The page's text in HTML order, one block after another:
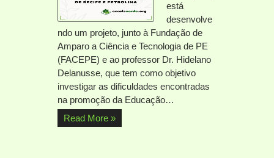
está
desenvolve
ndo um projeto, junto à Fundação de
Amparo a Ciência e Tecnologia de PE
(FACEPE) e ao professor Dr. Hidelano
Delanusse, que tem como objetivo
investigar as dificuldades encontradas
na promoção da Educação…
Read More »